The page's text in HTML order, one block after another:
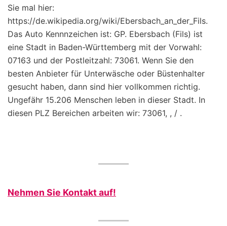
Sie mal hier:
https://de.wikipedia.org/wiki/Ebersbach_an_der_Fils.
Das Auto Kennnzeichen ist: GP. Ebersbach (Fils) ist
eine Stadt in Baden-Württemberg mit der Vorwahl:
07163 und der Postleitzahl: 73061. Wenn Sie den
besten Anbieter für Unterwäsche oder Büstenhalter
gesucht haben, dann sind hier vollkommen richtig.
Ungefähr 15.206 Menschen leben in dieser Stadt. In
diesen PLZ Bereichen arbeiten wir: 73061, , / .
Nehmen Sie Kontakt auf!